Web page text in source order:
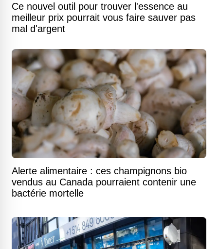
Ce nouvel outil pour trouver l'essence au
meilleur prix pourrait vous faire sauver pas
mal d'argent
Alerte alimentaire : ces champignons bio
vendus au Canada pourraient contenir une
bactérie mortelle